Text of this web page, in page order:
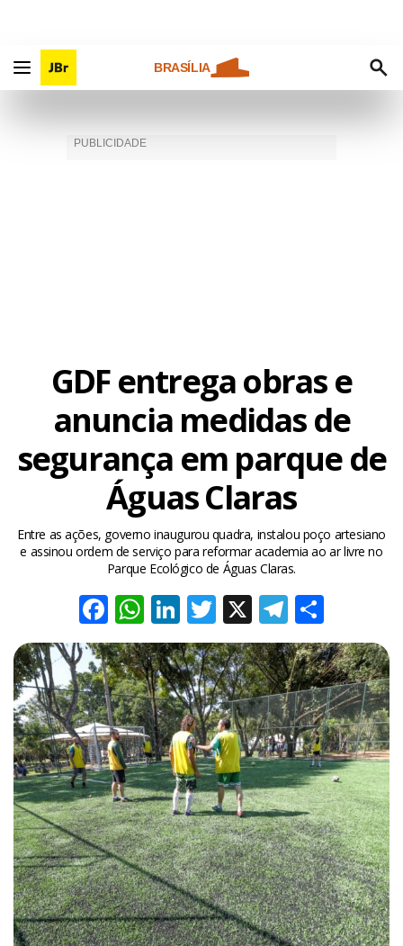
BRASÍLIA
GDF entrega obras e
anuncia medidas de
segurança em parque de
Águas Claras
Entre as ações, governo inaugurou quadra, instalou poço artesiano
e assinou ordem de serviço para reformar academia ao ar livre no
Parque Ecológico de Águas Claras.
Facebook
WhatsApp
LinkedIn
Twitter
X